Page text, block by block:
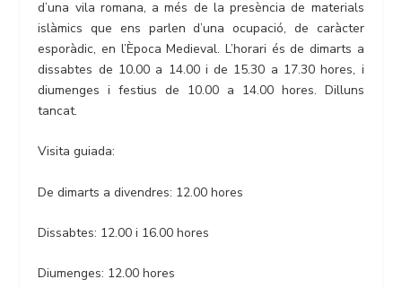
d’una vila romana, a més de la presència de materials
islàmics que ens parlen d’una ocupació, de caràcter
esporàdic, en l’Època Medieval. L’horari és de dimarts a
dissabtes de 10.00 a 14.00 i de 15.30 a 17.30 hores, i
diumenges i festius de 10.00 a 14.00 hores. Dilluns
tancat.
Visita guiada:
De dimarts a divendres: 12.00 hores
Dissabtes: 12.00 i 16.00 hores
Diumenges: 12.00 hores